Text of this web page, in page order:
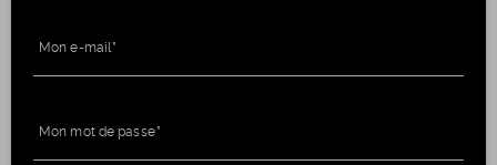
Mon e-mail
Mon mot de passe